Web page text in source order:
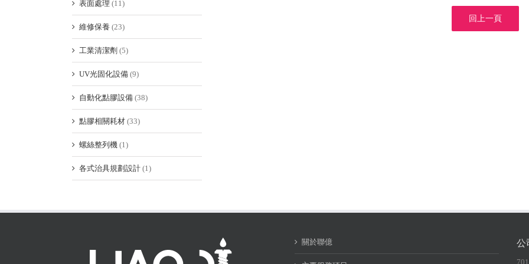
回上一頁
表面處理 (11)
維修保養 (23)
工業清潔劑 (5)
UV光固化設備 (9)
自動化點膠設備 (38)
點膠相關耗材 (33)
螺絲整列機 (1)
各式治具規劃設計 (1)
關於聯億 公